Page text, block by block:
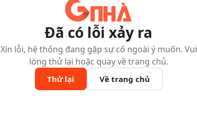
Đã có lỗi xảy ra
Xin lỗi, hệ thống đang gặp sự cố ngoài ý muốn. Vui
lòng thử lại hoặc quay về trang chủ.
Thử lại Về trang chủ